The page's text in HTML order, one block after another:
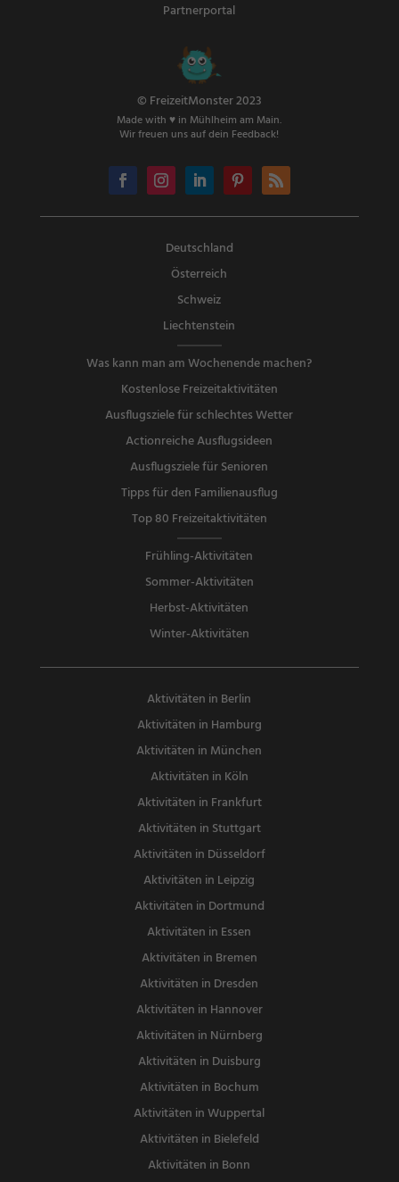
Partnerportal
© FreizeitMonster 2023
Made with ♥ in Mühlheim am Main.
Wir freuen uns auf dein Feedback!
Deutschland
Österreich
Schweiz
Liechtenstein
Was kann man am Wochenende machen?
Kostenlose Freizeitaktivitäten
Ausflugsziele für schlechtes Wetter
Actionreiche Ausflugsideen
Ausflugsziele für Senioren
Tipps für den Familienausflug
Top 80 Freizeitaktivitäten
Frühling-Aktivitäten
Sommer-Aktivitäten
Herbst-Aktivitäten
Winter-Aktivitäten
Aktivitäten in Berlin
Aktivitäten in Hamburg
Aktivitäten in München
Aktivitäten in Köln
Aktivitäten in Frankfurt
Aktivitäten in Stuttgart
Aktivitäten in Düsseldorf
Aktivitäten in Leipzig
Aktivitäten in Dortmund
Aktivitäten in Essen
Aktivitäten in Bremen
Aktivitäten in Dresden
Aktivitäten in Hannover
Aktivitäten in Nürnberg
Aktivitäten in Duisburg
Aktivitäten in Bochum
Aktivitäten in Wuppertal
Aktivitäten in Bielefeld
Aktivitäten in Bonn